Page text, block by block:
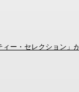
ー・セレクション」